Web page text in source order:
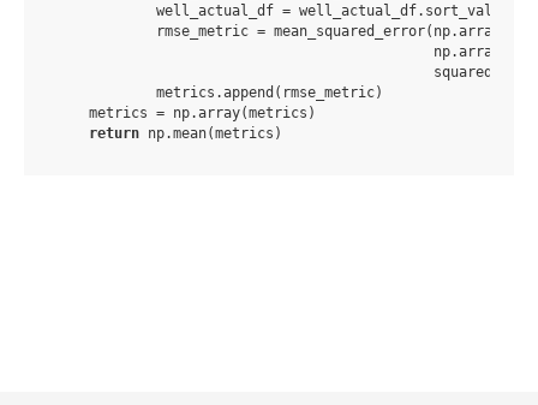
well_actual_df =
rmse_metric =
                                             squared=
            metrics.append(rmse_metric)
    metrics = np.array(metrics)
return np.mean(metrics)